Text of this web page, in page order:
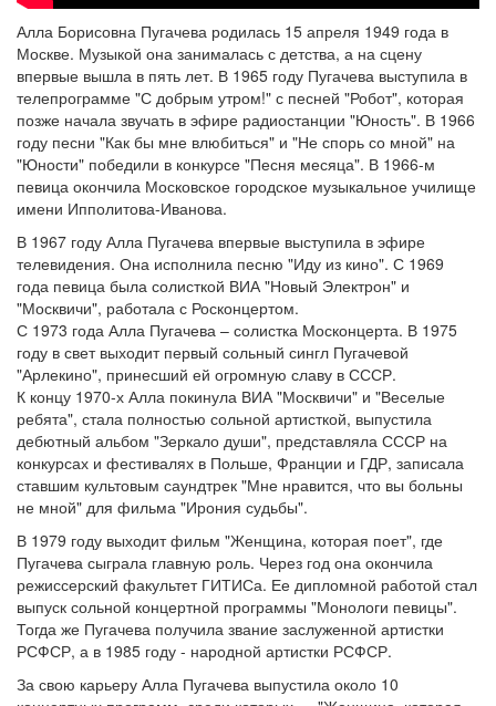
Алла Борисовна Пугачева родилась 15 апреля 1949 года в
Москве. Музыкой она занималась с детства, а на сцену
впервые вышла в пять лет. В 1965 году Пугачева выступила в
телепрограмме "С добрым утром!" с песней "Робот", которая
позже начала звучать в эфире радиостанции "Юность". В 1966
году песни "Как бы мне влюбиться" и "Не спорь со мной" на
"Юности" победили в конкурсе "Песня месяца". В 1966-м
певица окончила Московское городское музыкальное училище
имени Ипполитова-Иванова.
В 1967 году Алла Пугачева впервые выступила в эфире
телевидения. Она исполнила песню "Иду из кино". С 1969
года певица была солисткой ВИА "Новый Электрон" и
"Москвичи", работала с Росконцертом.
С 1973 года Алла Пугачева – солистка Москонцерта. В 1975
году в свет выходит первый сольный сингл Пугачевой
"Арлекино", принесший ей огромную славу в СССР.
К концу 1970-х Алла покинула ВИА "Москвичи" и "Веселые
ребята", стала полностью сольной артисткой, выпустила
дебютный альбом "Зеркало души", представляла СССР на
конкурсах и фестивалях в Польше, Франции и ГДР, записала
ставшим культовым саундтрек "Мне нравится, что вы больны
не мной" для фильма "Ирония судьбы".
В 1979 году выходит фильм "Женщина, которая поет", где
Пугачева сыграла главную роль. Через год она окончила
режиссерский факультет ГИТИСа. Ее дипломной работой стал
выпуск сольной концертной программы "Монологи певицы".
Тогда же Пугачева получила звание заслуженной артистки
РСФСР, а в 1985 году - народной артистки РСФСР.
За свою карьеру Алла Пугачева выпустила около 10